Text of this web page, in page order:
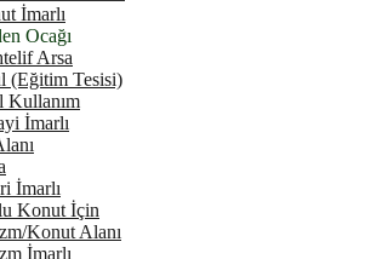
İmarlı
Ocağı
Arsa
(Eğitim Tesisi)
Kullanım
İmarlı
İmarlı
Konut İçin
Konut Alanı
İmarlı